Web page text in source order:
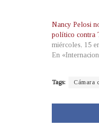
Nancy Pelosi
político contra
miércoles, 15
En
Tags: Cámara